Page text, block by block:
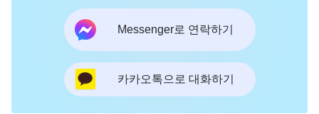
고, 형벌과 심판의 사역을 시작했다. 이 사역은 인류
를 더 높은 경지로 인도했다. 그의 권세에 순종하는
사람은 모두 더 높은 진리를 누리고, 더 큰 축복을 얻
고, 진정으로 빛 속에서 살며, 진리와 길, 생명을 얻게
Messenger로 연락하기
카카오톡으로 대화하기